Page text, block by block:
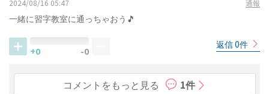
2024/08/16 05:47 通報
一緒に習字教室に通っちゃおう🎵
+0 -0
返信 0件
コメントをもっと見る 1件